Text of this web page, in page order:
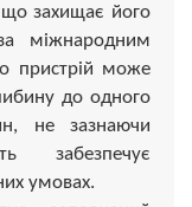
захищає його
міжнародним
пристрій може
до одного
не зазнаючи
забезпечує
умовах.